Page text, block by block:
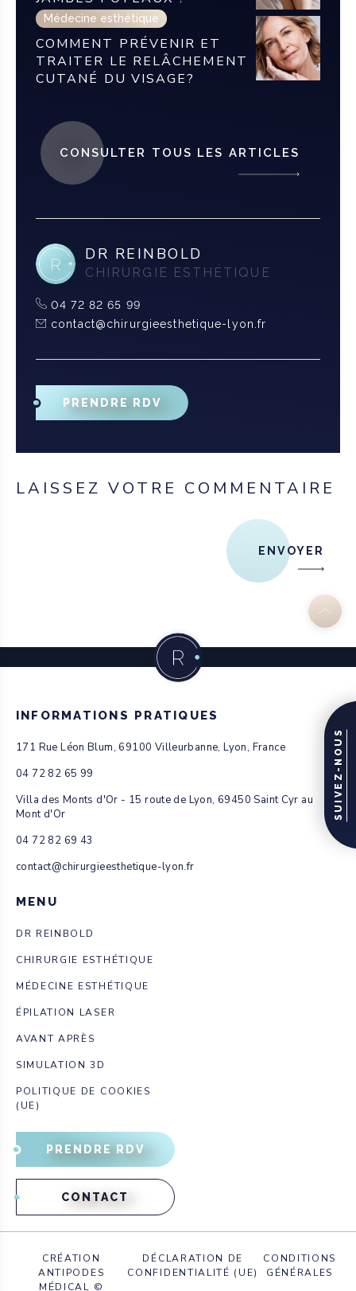
SUIVEZ-NOUS
Médecine esthétique
COMMENT PRÉVENIR ET
TRAITER LE RELÂCHEMENT
CUTANÉ DU VISAGE?
CONSULTER TOUS LES ARTICLES
DR REINBOLD
CHIRURGIE ESTHÉTIQUE
04 72 82 65 99
contact@chirurgieesthetique-lyon.fr
PRENDRE RDV
LAISSEZ VOTRE COMMENTAIRE
ENVOYER
INFORMATIONS PRATIQUES
171 Rue Léon Blum, 69100 Villeurbanne, Lyon, France
04 72 82 65 99
Villa des Monts d'Or - 15 route de Lyon, 69450 Saint Cyr au
Mont d'Or
04 72 82 69 43
contact@chirurgieesthetique-lyon.fr
MENU
DR REINBOLD
CHIRURGIE ESTHÉTIQUE
MÉDECINE ESTHÉTIQUE
ÉPILATION LASER
AVANT APRÈS
SIMULATION 3D
POLITIQUE DE COOKIES
(UE)
PRENDRE RDV
CONTACT
CRÉATION
ANTIPODES
MÉDICAL ©
DÉCLARATION DE
CONFIDENTIALITÉ (UE)
CONDITIONS
GÉNÉRALES